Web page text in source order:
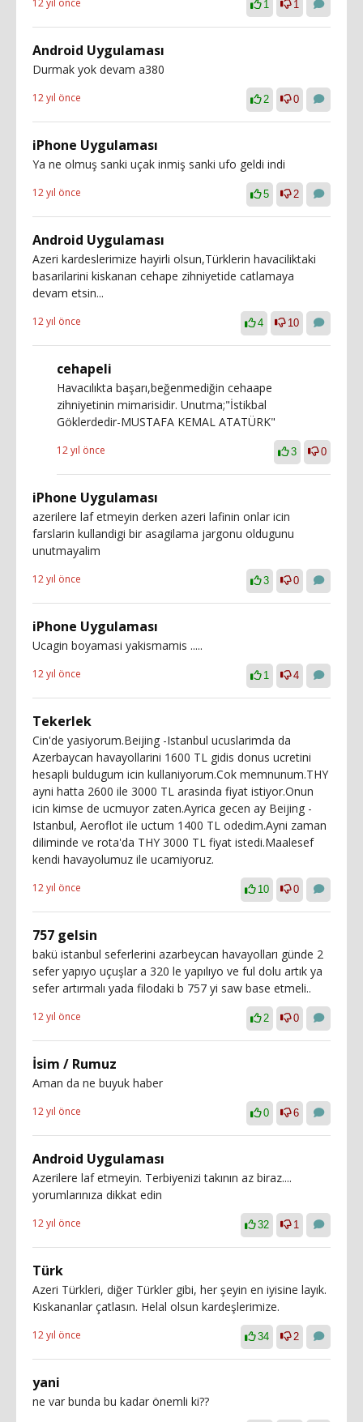
12 yıl önce 1 1
Android Uygulaması
Durmak yok devam a380
12 yıl önce 2 0
iPhone Uygulaması
Ya ne olmuş sanki uçak inmiş sanki ufo geldi indi
12 yıl önce 5 2
Android Uygulaması
Azeri kardeslerimize hayirli olsun,Türklerin havaciliktaki
basarilarini kiskanan cehape zihniyetide catlamaya
devam etsin...
12 yıl önce 4 10
cehapeli
Havacılıkta başarı,beğenmediğin cehaape
zihniyetinin mimarisidir. Unutma;"İstikbal
Göklerdedir-MUSTAFA KEMAL ATATÜRK"
12 yıl önce 3 0
iPhone Uygulaması
azerilere laf etmeyin derken azeri lafinin onlar icin
farslarin kullandigi bir asagilama jargonu oldugunu
unutmayalim
12 yıl önce 3 0
iPhone Uygulaması
Ucagin boyamasi yakismamis .....
12 yıl önce 1 4
Tekerlek
Cin'de yasiyorum.Beijing -Istanbul ucuslarimda da
Azerbaycan havayollarini 1600 TL gidis donus ucretini
hesapli buldugum icin kullaniyorum.Cok memnunum.THY
ayni hatta 2600 ile 3000 TL arasinda fiyat istiyor.Onun
icin kimse de ucmuyor zaten.Ayrica gecen ay Beijing -
Istanbul, Aeroflot ile uctum 1400 TL odedim.Ayni zaman
diliminde ve rota'da THY 3000 TL fiyat istedi.Maalesef
kendi havayolumuz ile ucamiyoruz.
12 yıl önce 10 0
757 gelsin
bakü istanbul seferlerini azarbeycan havayolları günde 2
sefer yapıyo uçuşlar a 320 le yapılıyo ve ful dolu artık ya
sefer artırmalı yada filodaki b 757 yi saw base etmeli..
12 yıl önce 2 0
İsim / Rumuz
Aman da ne buyuk haber
12 yıl önce 0 6
Android Uygulaması
Azerilere laf etmeyin. Terbiyenizi takının az biraz....
yorumlarınıza dikkat edin
12 yıl önce 32 1
Türk
Azeri Türkleri, diğer Türkler gibi, her şeyin en iyisine layık.
Kıskananlar çatlasın. Helal olsun kardeşlerimize.
12 yıl önce 34 2
yani
ne var bunda bu kadar önemli ki??